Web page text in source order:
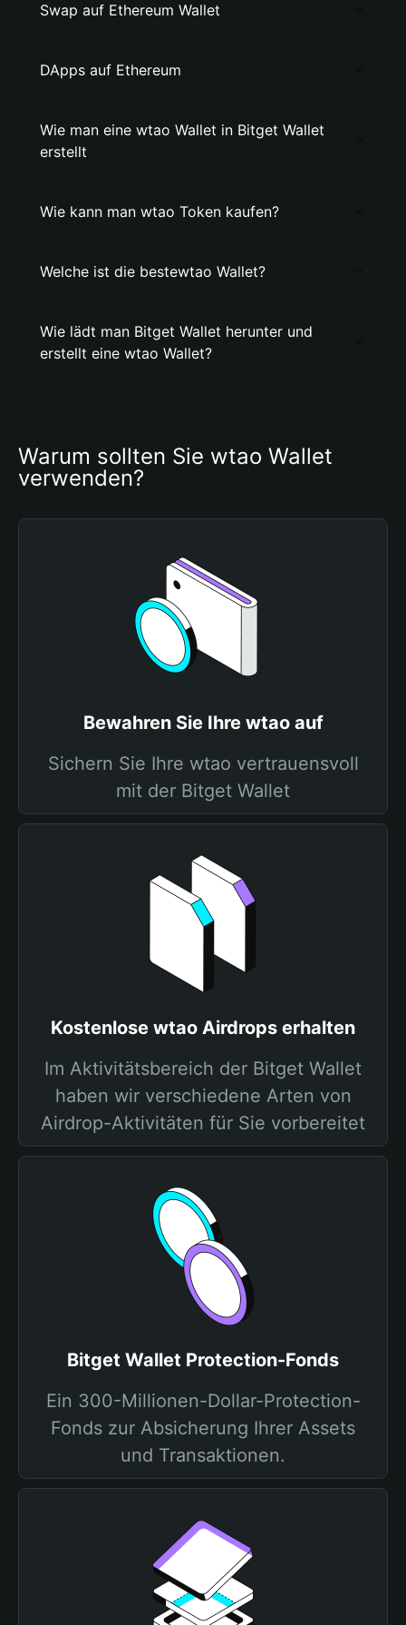
Swap auf Ethereum Wallet
DApps auf Ethereum
Wie man eine wtao Wallet in Bitget Wallet
erstellt
Wie kann man wtao Token kaufen?
Welche ist die bestewtao Wallet?
Wie lädt man Bitget Wallet herunter und
erstellt eine wtao Wallet?
Warum sollten Sie wtao Wallet
verwenden?
Bewahren Sie Ihre wtao auf
Sichern Sie Ihre wtao vertrauensvoll
mit der Bitget Wallet
Kostenlose wtao Airdrops erhalten
Im Aktivitätsbereich der Bitget Wallet
haben wir verschiedene Arten von
Airdrop-Aktivitäten für Sie vorbereitet
Bitget Wallet Protection-Fonds
Ein 300-Millionen-Dollar-Protection-
Fonds zur Absicherung Ihrer Assets
und Transaktionen.